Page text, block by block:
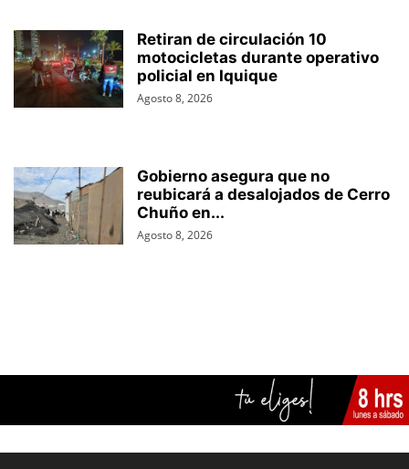
Retiran de circulación 10
motocicletas durante operativo
policial en Iquique
Agosto 8, 2026
Gobierno asegura que no
reubicará a desalojados de Cerro
Chuño en...
Agosto 8, 2026